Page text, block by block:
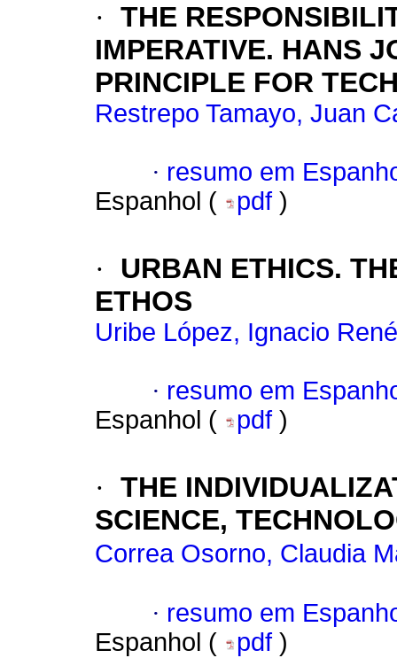
· THE
IMPERATIVE. HANS
PRINCIPLE FOR
Restrepo Tamayo, Juan
· resumo em
Espanhol (
pdf )
· URBAN ETHICS.
ETHOS
Uribe López, Ignacio René
· resumo em
Espanhol (
pdf )
· THE
SCIENCE,
Correa Osorno, Claudia
· resumo em
Espanhol (
pdf )